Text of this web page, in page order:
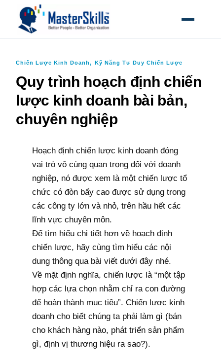
MỞ MENU
Chiến Lược Kinh Doanh,Kỹ Năng Tư Duy Chiến Lược
Quy trình hoạch định chiến
lược kinh doanh bài bản,
chuyên nghiệp
Hoạch định chiến lược kinh doanh đóng
vai trò vô cùng quan trọng đối với doanh
nghiệp, nó được xem là một chiến lược tổ
chức có đòn bẩy cao được sử dụng trong
các công ty lớn và nhỏ, trên hầu hết các
lĩnh vực chuyên môn.
Để tìm hiểu chi tiết hơn về hoạch định
chiến lược, hãy cùng tìm hiểu các nội
dung thông qua bài viết dưới đây nhé.
Về mặt định nghĩa, chiến lược là “một tập
hợp các lựa chọn nhằm chỉ ra con đường
để hoàn thành mục tiêu”. Chiến lược kinh
doanh cho biết chúng ta phải làm gì (bán
cho khách hàng nào, phát triển sản phẩm
gì, định vị thương hiệu ra sao?).